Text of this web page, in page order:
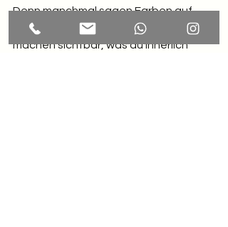
Denn manchmal sagen Farben auf
Haut mehr als 1.000 Worte. Sie
machen sichtbar, was du innerlich